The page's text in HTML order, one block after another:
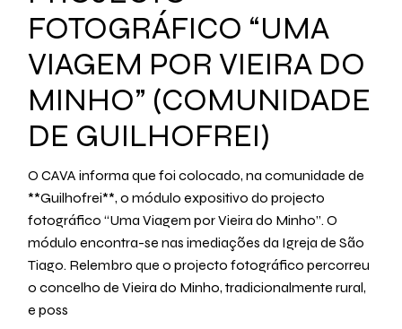
FOTOGRÁFICO “UMA
VIAGEM POR VIEIRA DO
MINHO” (COMUNIDADE
DE GUILHOFREI)
O CAVA informa que foi colocado, na comunidade de
**Guilhofrei**, o módulo expositivo do projecto
fotográfico “Uma Viagem por Vieira do Minho”. O
módulo encontra-se nas imediações da Igreja de São
Tiago. Relembro que o projecto fotográfico percorreu
o concelho de Vieira do Minho, tradicionalmente rural,
e poss